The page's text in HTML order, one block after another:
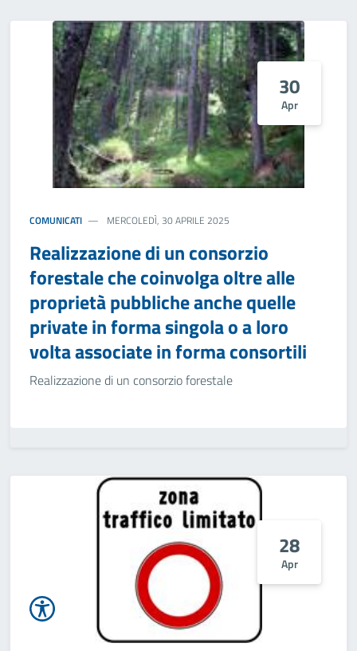
30
Apr
COMUNICATI MERCOLEDÌ, 30 APRILE 2025
Realizzazione di un consorzio
forestale che coinvolga oltre alle
proprietà pubbliche anche quelle
private in forma singola o a loro
volta associate in forma consortili
Realizzazione di un consorzio forestale
28
Apr